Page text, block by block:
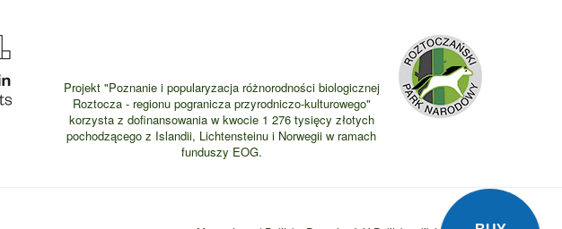
Projekt "Poznanie i popularyzacja różnorodności biologicznej
Roztocza - regionu pogranicza przyrodniczo-kulturowego"
korzysta z dofinansowania w kwocie 1 276 tysięcy złotych
pochodzącego z Islandii, Lichtensteinu i Norwegii w ramach
funduszy EOG.